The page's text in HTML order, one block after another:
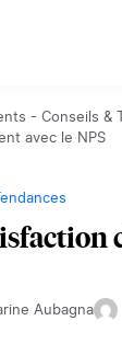
- Conseils &
avec le NPS
Aubagna